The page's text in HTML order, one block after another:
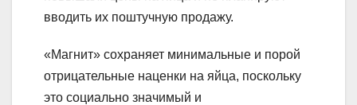
вводить их поштучную продажу.
«Магнит» сохраняет минимальные и порой
отрицательные наценки на яйца, поскольку
это социально значимый и